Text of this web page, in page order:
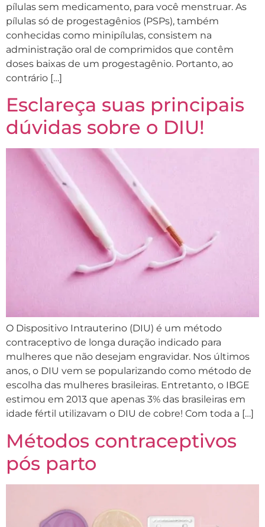
pílulas sem medicamento, para você menstruar. As
pílulas só de progestagênios (PSPs), também
conhecidas como minipílulas, consistem na
administração oral de comprimidos que contêm
doses baixas de um progestagênio. Portanto, ao
contrário […]
Esclareça suas principais
dúvidas sobre o DIU!
O Dispositivo Intrauterino (DIU) é um método
contraceptivo de longa duração indicado para
mulheres que não desejam engravidar. Nos últimos
anos, o DIU vem se popularizando como método de
escolha das mulheres brasileiras. Entretanto, o IBGE
estimou em 2013 que apenas 3% das brasileiras em
idade fértil utilizavam o DIU de cobre! Com toda a […]
Métodos contraceptivos
pós parto